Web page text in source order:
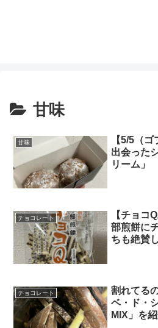
甘味
甘味
【5/5（
出会った
リーム」
チョコレート
【チョコ
部煎餅に
ちも絶賛
チョコレート
割れてる
ベ・ド・
MIX」を